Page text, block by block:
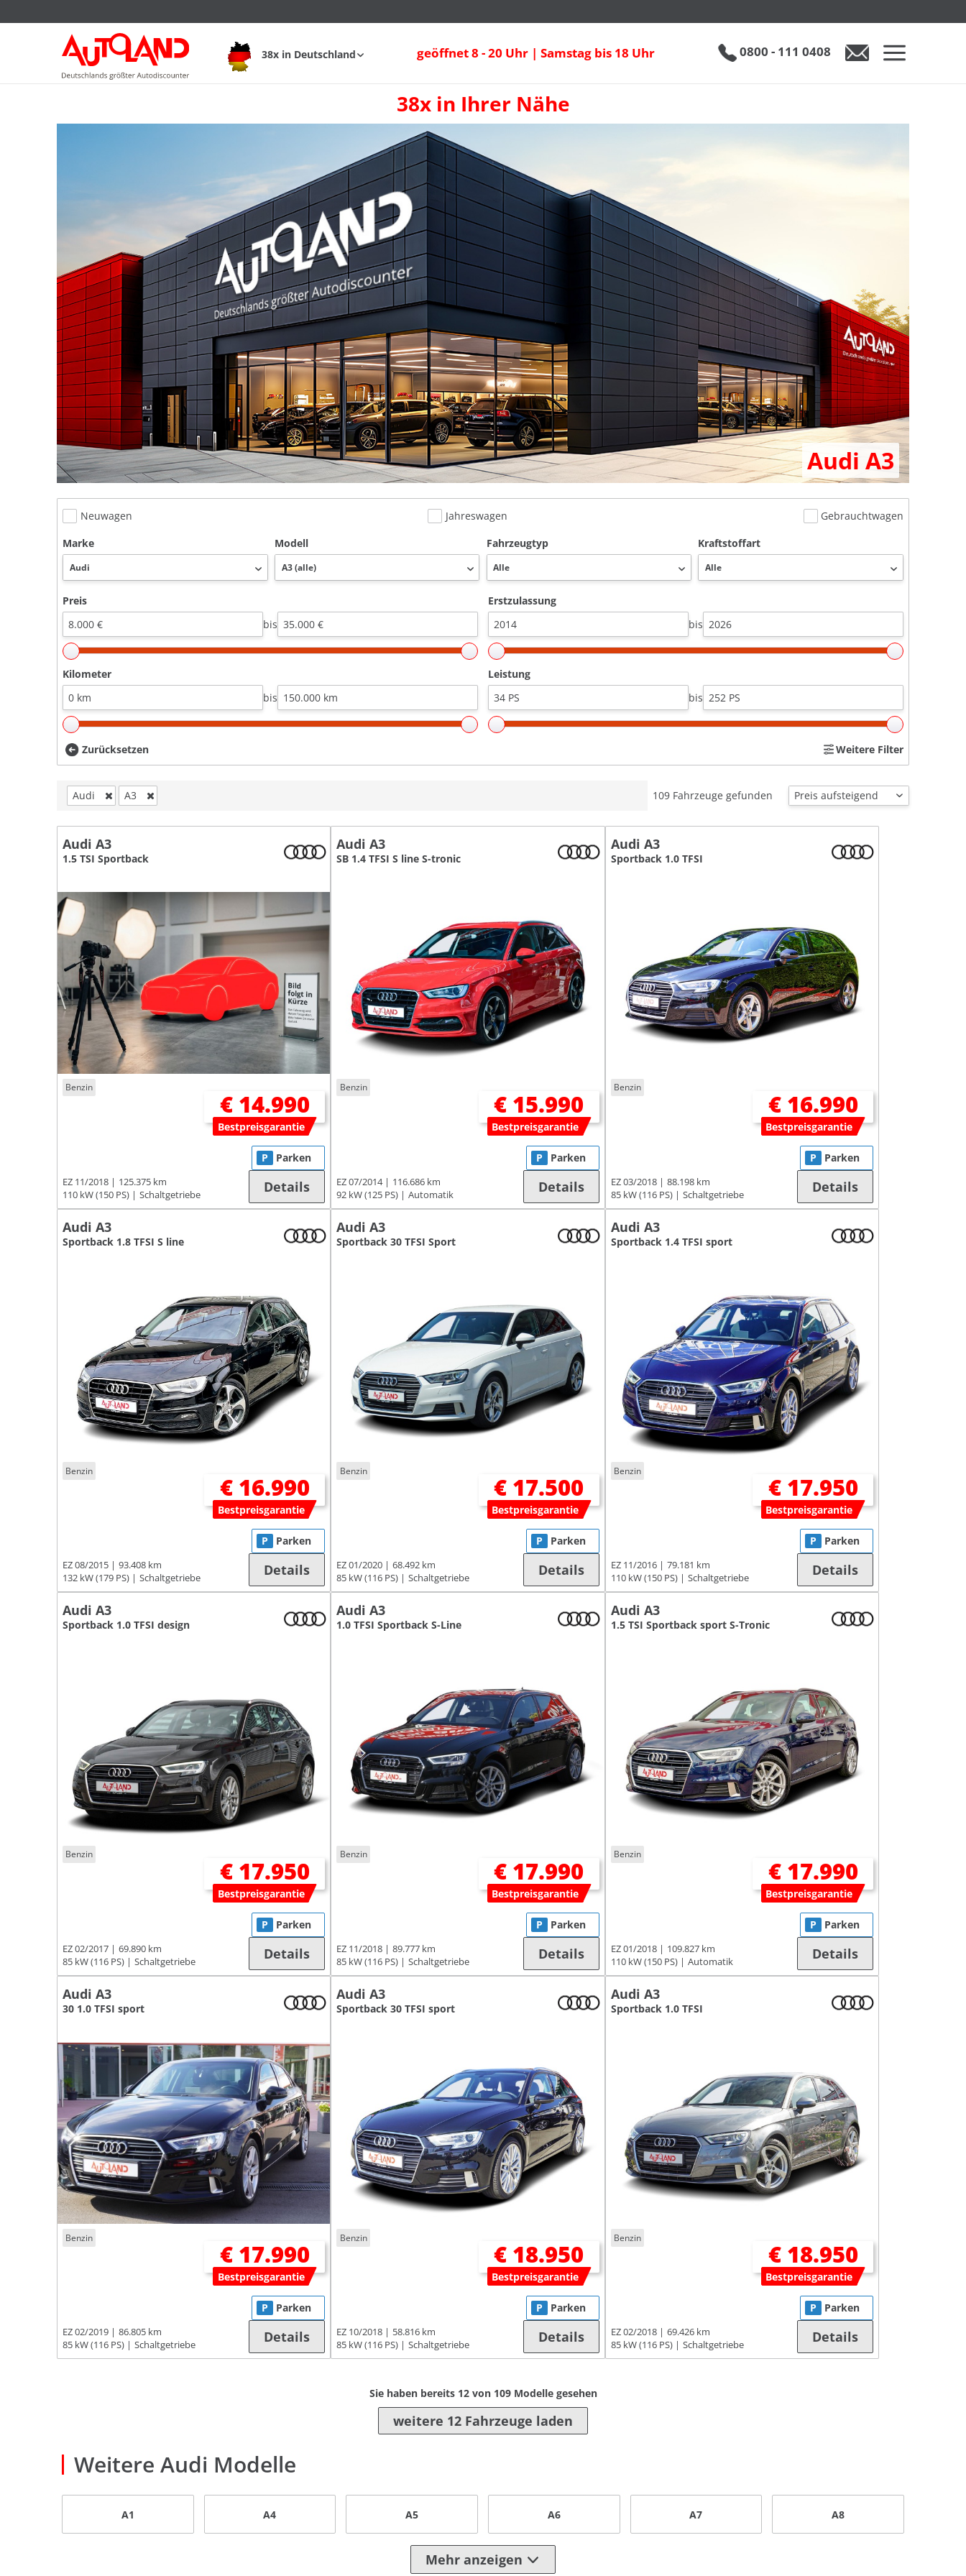
38x in Deutschland geöffnet 8 - 20 Uhr | Samstag bis 18 Uhr 0800 - 111 0408
38x in Ihrer Nähe
Audi A3
Neuwagen Jahreswagen
Gebrauchtwagen
Marke
Modell Fahrzeugtyp Kraftstoffart
Preis
bis
Erstzulassung
bis
Kilometer
bis
Leistung
bis
Zurücksetzen Weitere Filter
Audi A3 109 Fahrzeuge gefunden
Audi A3
1.5 TSI Sportback
Benzin
€ 14.990
Bestpreisgarantie
EZ 11/2018
125.375 km
110 kW (150 PS)
Schaltgetriebe
P Parken
Details
Audi A3
SB 1.4 TFSI S line S-tronic
Benzin
€ 15.990
Bestpreisgarantie
EZ 07/2014
116.686 km
92 kW (125 PS)
Automatik
P Parken
Details
Audi A3
Sportback 1.0 TFSI
Benzin
€ 16.990
Bestpreisgarantie
EZ 03/2018
88.198 km
85 kW (116 PS)
Schaltgetriebe
P Parken
Details
Audi A3
Sportback 1.8 TFSI S line
Benzin
€ 16.990
Bestpreisgarantie
EZ 08/2015
93.408 km
132 kW (179 PS)
Schaltgetriebe
P Parken
Details
Audi A3
Sportback 30 TFSI Sport
Benzin
€ 17.500
Bestpreisgarantie
EZ 01/2020
68.492 km
85 kW (116 PS)
Schaltgetriebe
P Parken
Details
Audi A3
Sportback 1.4 TFSI sport
Benzin
€ 17.950
Bestpreisgarantie
EZ 11/2016
79.181 km
110 kW (150 PS)
Schaltgetriebe
P Parken
Details
Audi A3
Sportback 1.0 TFSI design
Benzin
€ 17.950
Bestpreisgarantie
EZ 02/2017
69.890 km
85 kW (116 PS)
Schaltgetriebe
P Parken
Details
Audi A3
1.0 TFSI Sportback S-Line
Benzin
€ 17.990
Bestpreisgarantie
EZ 11/2018
89.777 km
85 kW (116 PS)
Schaltgetriebe
P Parken
Details
Audi A3
1.5 TSI Sportback sport S-Tronic
Benzin
€ 17.990
Bestpreisgarantie
EZ 01/2018
109.827 km
110 kW (150 PS)
Automatik
P Parken
Details
Audi A3
30 1.0 TFSI sport
Benzin
€ 17.990
Bestpreisgarantie
EZ 02/2019
86.805 km
85 kW (116 PS)
Schaltgetriebe
P Parken
Details
Audi A3
Sportback 30 TFSI sport
Benzin
€ 18.950
Bestpreisgarantie
EZ 10/2018
58.816 km
85 kW (116 PS)
Schaltgetriebe
P Parken
Details
Audi A3
Sportback 1.0 TFSI
Benzin
€ 18.950
Bestpreisgarantie
EZ 02/2018
69.426 km
85 kW (116 PS)
Schaltgetriebe
P Parken
Details
Sie haben bereits 12von 109Modelle gesehen
weitere 12 Fahrzeuge laden
Weitere Audi Modelle
A1 A4 A5 A6 A7 A8
Mehr anzeigen